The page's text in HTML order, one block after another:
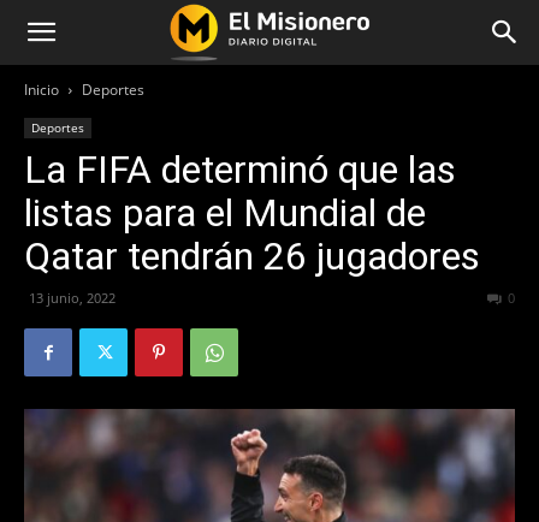
Inicio Deportes
Deportes
La FIFA determinó que las
listas para el Mundial de
Qatar tendrán 26 jugadores
13 junio, 2022 0